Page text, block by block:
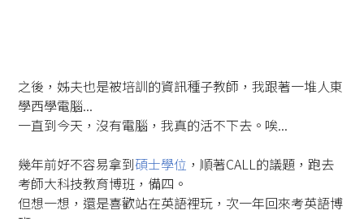
之後，姊夫也是被培訓的資訊種子教師，我跟著一堆人東
學西學電腦...
一直到今天，沒有電腦，我真的活不下去。唉...
幾年前好不容易拿到碩士學位 ，順著CALL的議題，跑去
考師大科技教育博班，備四。
但想一想，還是喜歡站在英語裡玩，次一年回來考英語博